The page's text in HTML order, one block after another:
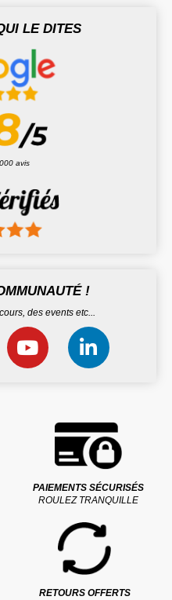
LE DITES
avis
!
des events etc...
PAIEMENTS SÉCURISÉS
ROULEZ TRANQUILLE
RETOURS OFFERTS